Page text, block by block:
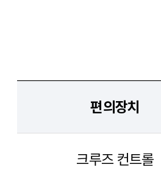
편의장치
크루즈 컨트롤